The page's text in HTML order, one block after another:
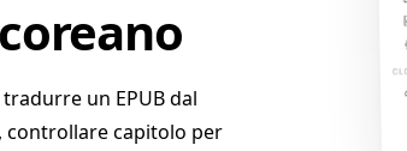
un EPUB dal
controllare capitolo per